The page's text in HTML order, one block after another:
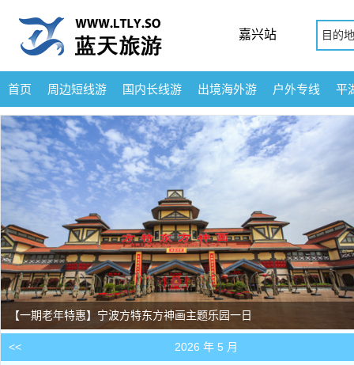
嘉兴站 目的
首页 周边短线游 国内长线游 出境海外游 户外专线 平
【一期老年特惠】宁波方特东方神画主题乐园一日
<<
2026 年 5 月